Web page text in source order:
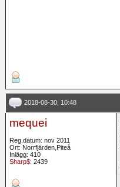
2018-08-30, 10:48
mequei
Reg.datum: nov 2011
Ort: Norrfjärden,Piteå
Inlägg: 410
Sharp$: 2439